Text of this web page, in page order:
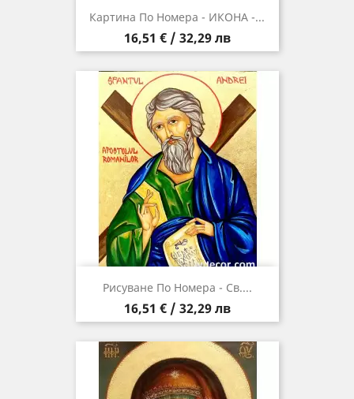
Картина По Номера - ИКОНА -...
Цена
16,51 € / 32,29 лв
Рисуване По Номера - Св....
Цена
16,51 € / 32,29 лв